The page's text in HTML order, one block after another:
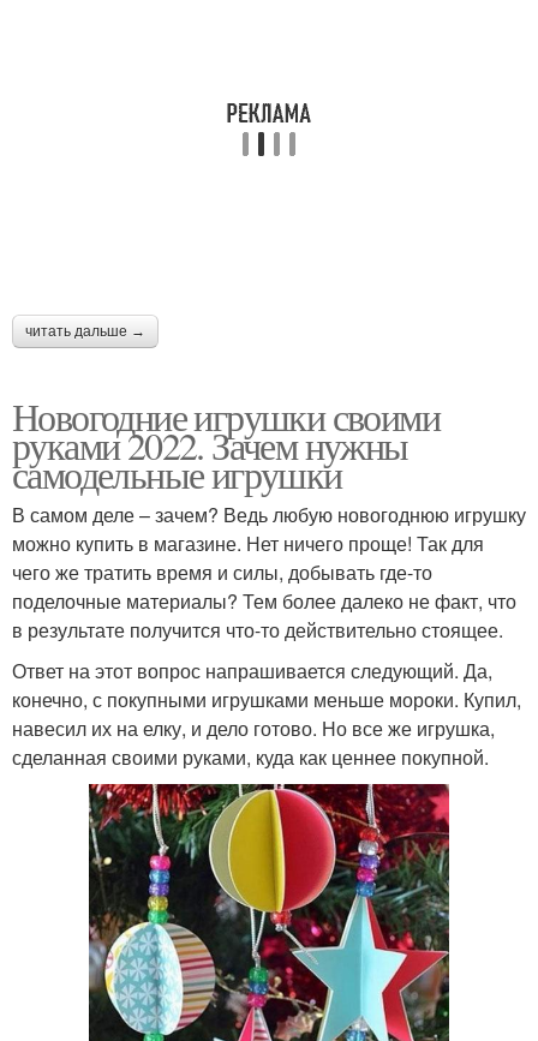
читать дальше →
Новогодние игрушки своими
руками 2022. Зачем нужны
самодельные игрушки
В самом деле – зачем? Ведь любую новогоднюю игрушку
можно купить в магазине. Нет ничего проще! Так для
чего же тратить время и силы, добывать где-то
поделочные материалы? Тем более далеко не факт, что
в результате получится что-то действительно стоящее.
Ответ на этот вопрос напрашивается следующий. Да,
конечно, с покупными игрушками меньше мороки. Купил,
навесил их на елку, и дело готово. Но все же игрушка,
сделанная своими руками, куда как ценнее покупной.